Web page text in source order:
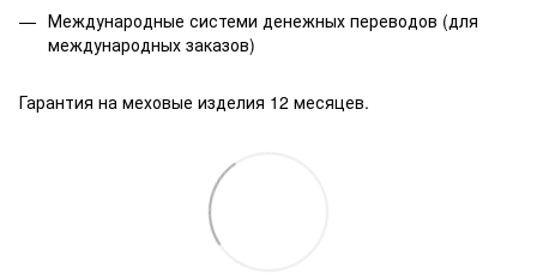
Международные системи денежных переводов (для
международных заказов)
Гарантия на меховые изделия 12 месяцев.